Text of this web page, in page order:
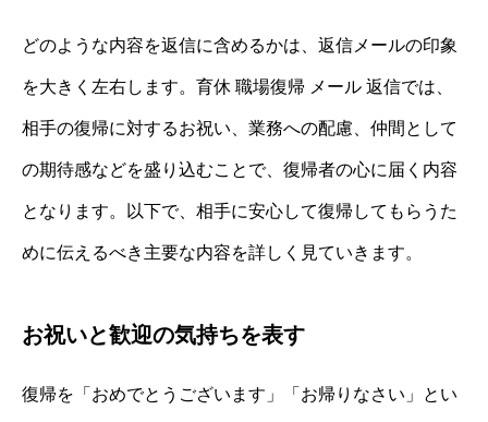
どのような内容を返信に含めるかは、返信メールの印象
を大きく左右します。育休 職場復帰 メール 返信では、
相手の復帰に対するお祝い、業務への配慮、仲間として
の期待感などを盛り込むことで、復帰者の心に届く内容
となります。以下で、相手に安心して復帰してもらうた
めに伝えるべき主要な内容を詳しく見ていきます。
お祝いと歓迎の気持ちを表す
復帰を「おめでとうございます」「お帰りなさい」とい